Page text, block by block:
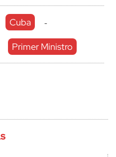
Cuba -
Primer Ministro